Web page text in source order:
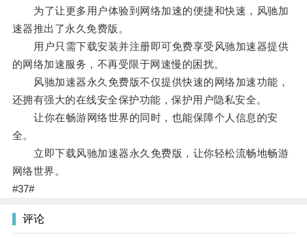
为了让更多用户体验到网络加速的便捷和快速，风驰加
速器推出了永久免费版。
用户只需下载安装并注册即可免费享受风驰加速器提供
的网络加速服务，不再受限于网速慢的困扰。
风驰加速器永久免费版不仅提供快速的网络加速功能，
还拥有强大的在线安全保护功能，保护用户隐私安全。
让你在畅游网络世界的同时，也能保障个人信息的安
全。
立即下载风驰加速器永久免费版，让你轻松流畅地畅游
网络世界。
#37#
评论